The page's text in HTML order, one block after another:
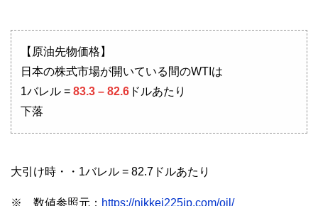
【原油先物価格】
日本の株式市場が開いている間のWTIは
1バレル = 83.3 – 82.6ドルあたり
下落
大引け時・・1バレル = 82.7ドルあたり
※ 数値参照元： https://nikkei225jp.com/oil/